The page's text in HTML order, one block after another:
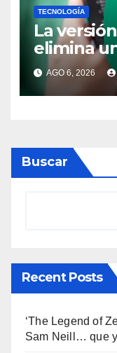
TECNOLOGÍA
La
elimina
más
útil
AGO 6, 2026
Buscar
Recent Posts
‘The Legend of
Sam Neill… que